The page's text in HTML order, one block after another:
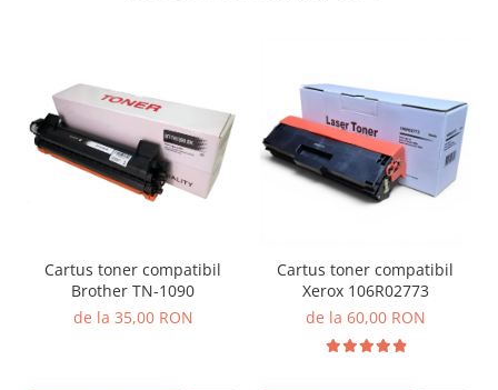
Cartus toner compatibil
Brother TN-1090
de la 35,00 RON
Cartus toner compatibil
Xerox 106R02773
de la 60,00 RON